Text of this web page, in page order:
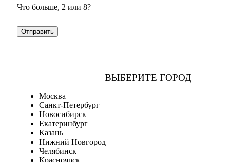
Что больше, 2 или 8?
ВЫБЕРИТЕ ГОРОД
Москва
Санкт-Петербург
Новосибирск
Екатеринбург
Казань
Нижний Новгород
Челябинск
Красноярск